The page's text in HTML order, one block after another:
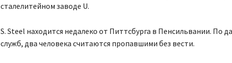
сталелитейном заводе U.
S. Steel находится недалеко от Питтсбурга в Пенсильвании. По
служб, два человека считаются пропавшими без вести.